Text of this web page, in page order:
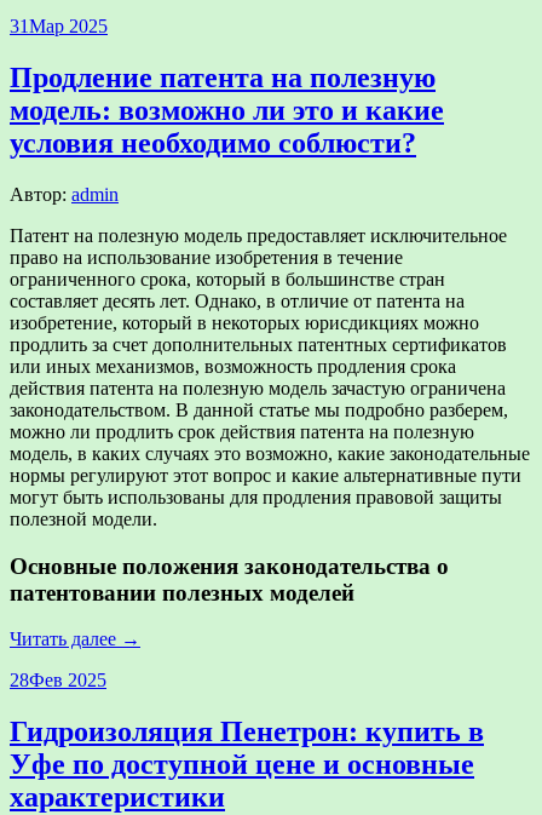
31Мар 2025
Продление патента на полезную
модель: возможно ли это и какие
условия необходимо соблюсти?
Автор: admin
Патент на полезную модель предоставляет исключительное
право на использование изобретения в течение
ограниченного срока, который в большинстве стран
составляет десять лет. Однако, в отличие от патента на
изобретение, который в некоторых юрисдикциях можно
продлить за счет дополнительных патентных сертификатов
или иных механизмов, возможность продления срока
действия патента на полезную модель зачастую ограничена
законодательством. В данной статье мы подробно разберем,
можно ли продлить срок действия патента на полезную
модель, в каких случаях это возможно, какие законодательные
нормы регулируют этот вопрос и какие альтернативные пути
могут быть использованы для продления правовой защиты
полезной модели.
Основные положения законодательства о
патентовании полезных моделей
Читать далее →
28Фев 2025
Гидроизоляция Пенетрон: купить в
Уфе по доступной цене и основные
характеристики